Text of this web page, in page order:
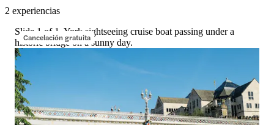
2 experiencias
Cancelación gratuita
Slide 1 of 1, York sightseeing cruise boat passing under a
historic bridge on a sunny day.